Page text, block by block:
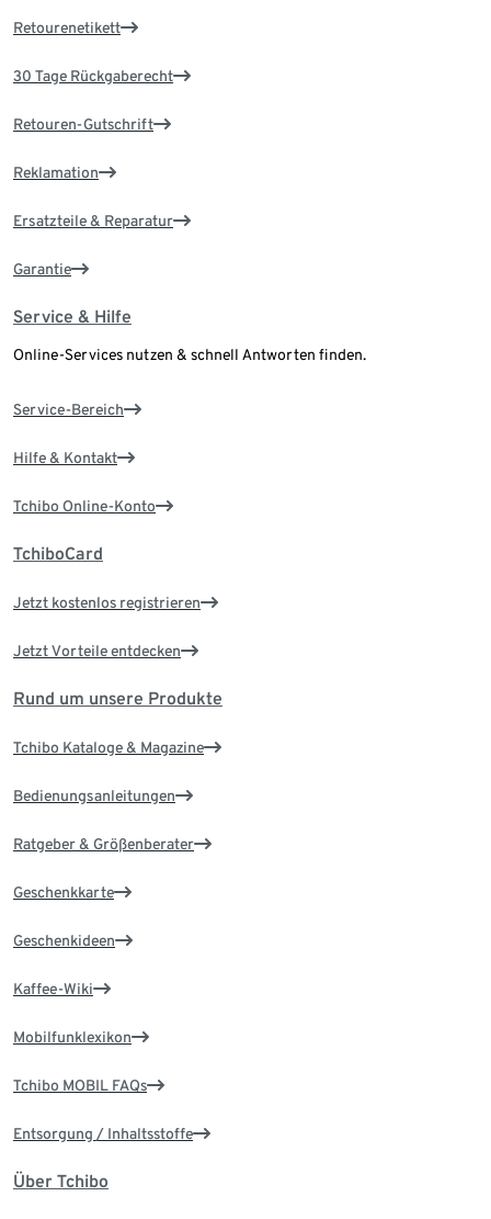
Retourenetikett
30 Tage Rückgaberecht
Retouren-Gutschrift
Reklamation
Ersatzteile & Reparatur
Garantie
Service & Hilfe
Online-Services nutzen & schnell Antworten finden.
Service-Bereich
Hilfe & Kontakt
Tchibo Online-Konto
TchiboCard
Jetzt kostenlos registrieren
Jetzt Vorteile entdecken
Rund um unsere Produkte
Tchibo Kataloge & Magazine
Bedienungsanleitungen
Ratgeber & Größenberater
Geschenkkarte
Geschenkideen
Kaffee-Wiki
Mobilfunklexikon
Tchibo MOBIL FAQs
Entsorgung / Inhaltsstoffe
Über Tchibo